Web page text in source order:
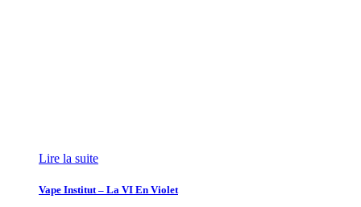
Lire la suite
Vape Institut – La VI En Violet